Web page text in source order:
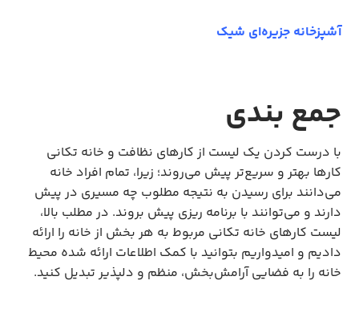
آشپزخانه جزیره‌ای شیک
جمع بندی
با درست کردن یک لیست از کارهای نظافت و خانه تکانی
کارها بهتر و سریع‌تر پیش می‌روند؛ زیرا، تمام افراد خانه
می‌دانند برای رسیدن به نتیجه مطلوب چه مسیری در پیش
دارند و می‌توانند با برنامه ریزی پیش بروند. در مطلب بالا،
لیست کارهای خانه تکانی مربوط به هر بخش از خانه را ارائه
دادیم و امیدواریم بتوانید با کمک اطلاعات ارائه شده محیط
خانه را به فضایی آرامش‌بخش، منظم و دلپذیر تبدیل کنید.